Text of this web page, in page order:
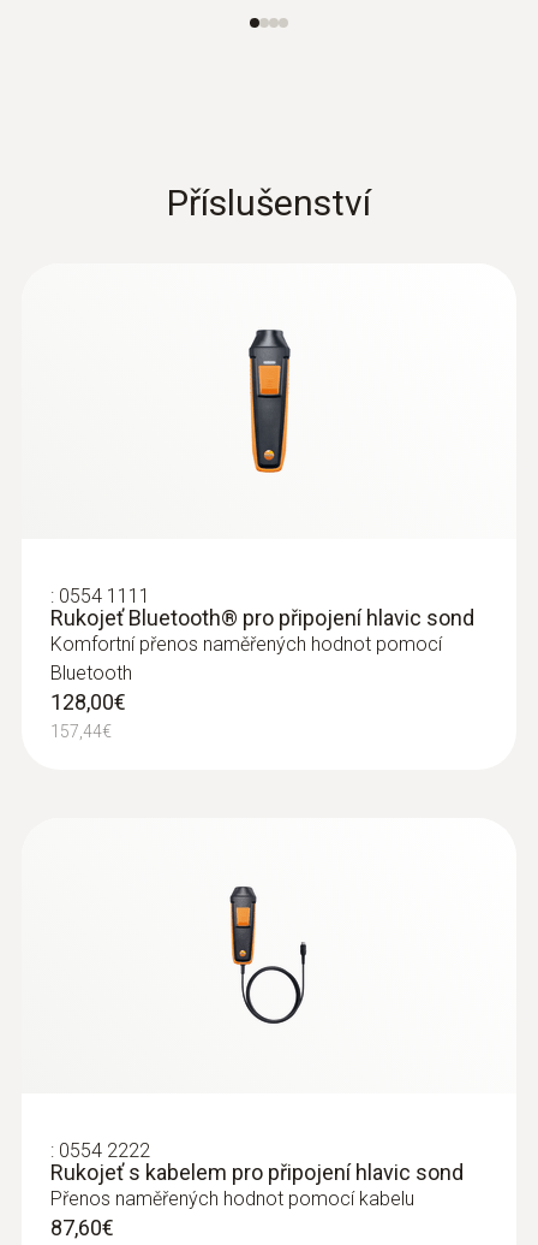
testo 400 výhodná sada pre meranie
prúdenia so sondou so zažeraveným
testo 440 - přístroj pro měření
klimatických veličin
Příslušenství
: 0554 1111
Rukojeť Bluetooth® pro připojení hlavic sond
Komfortní přenos naměřených hodnot pomocí
Bluetooth
128,00€
157,44€
: 0554 2222
Rukojeť s kabelem pro připojení hlavic sond
Přenos naměřených hodnot pomocí kabelu
87,60€